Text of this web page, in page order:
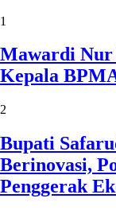
1
Mawardi Nur
Kepala
2
Bupati
Berinovasi,
Penggerak